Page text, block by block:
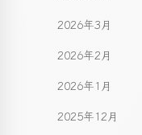
2026年3月
2026年2月
2026年1月
2025年12月